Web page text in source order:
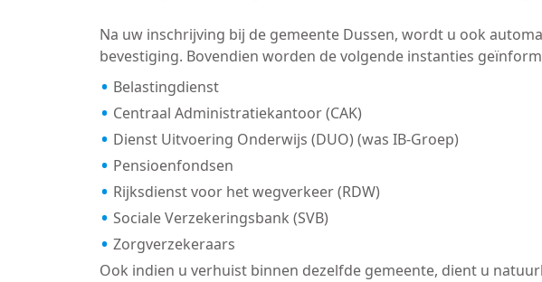
Na uw inschrijving bij de gemeente Dussen, wordt u ook
bevestiging. Bovendien worden de volgende instanties
Belastingdienst
Centraal Administratiekantoor (CAK)
Dienst Uitvoering Onderwijs (DUO) (was IB-Groep)
Pensioenfondsen
Rijksdienst voor het wegverkeer (RDW)
Sociale Verzekeringsbank (SVB)
Zorgverzekeraars
Ook indien u verhuist binnen dezelfde gemeente, dient u